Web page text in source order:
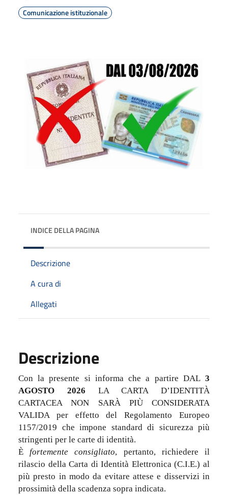
Comunicazione istituzionale
INDICE DELLA PAGINA
Descrizione
A cura di
Allegati
Descrizione
Con la presente si informa che a partire DAL 3
AGOSTO 2026 LA CARTA D’IDENTITÀ
CARTACEA NON SARÀ PIÙ CONSIDERATA
VALIDA per effetto del Regolamento Europeo
1157/2019 che impone standard di sicurezza più
stringenti per le carte di identità.
Èfortemente consigliato, pertanto, richiedere il
rilascio della Carta di Identità Elettronica (C.I.E.) al
più presto in modo da evitare attese e disservizi in
prossimità della scadenza sopra indicata.